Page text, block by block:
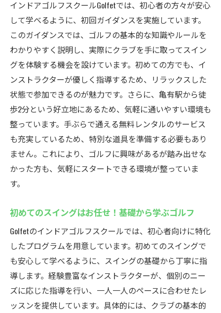
亀有駅から歩いて2分Golfetの通いやすさが人気
駅近だから仕事帰りにも通いやすい
忙しい方にピッタリ！柔軟なレッスン時間
通いやすさが続けやすさに！長続きの秘訣
亀有の中心でアクセス抜群の立地
短時間で気軽に通える便利さが魅力
地元に愛される通いやすさの秘密
無料レンタル完備！手ぶらでゴルフを楽しめる
Golfet
手ぶらOK！必要な道具は全て無料レンタル
レンタルクラブで自分に合ったクラブを見
つけよう
初心者に優しい！手軽さが嬉しいレンタル
サービス
旅行気分でゴルフを楽しむ！手ぶらでらく
らく来店
手ぶらで気軽にゴルフ！初心者にも優しい
インドアゴルフスクールGolfetでは、初心者の方々が安心
して学べるように、初回ガイダンスを実施しています。
このガイダンスでは、ゴルフの基本的な知識やルールを
わかりやすく説明し、実際にクラブを手に取ってスイン
グを体験する機会を設けています。初めての方でも、イ
ンストラクターが優しく指導するため、リラックスした
状態で参加できるのが魅力です。さらに、亀有駅から徒
歩2分という好立地にあるため、気軽に通いやすい環境も
整っています。手ぶらで通える無料レンタルのサービス
も充実しているため、特別な道具を準備する必要もあり
ません。これにより、ゴルフに興味があるが踏み出せな
かった方も、気軽にスタートできる環境が整っていま
す。
初めてのスイングはお任せ！基礎から学ぶゴルフ
Golfetのインドアゴルフスクールでは、初心者向けに特化
したプログラムを用意しています。初めてのスイングで
も安心して学べるように、スイングの基礎から丁寧に指
導します。経験豊富なインストラクターが、個別のニー
ズに応じた指導を行い、一人一人のペースに合わせたレ
ッスンを提供しています。具体的には、クラブの基本的